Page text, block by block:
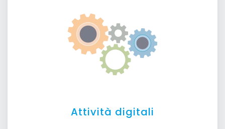
Attività digitali